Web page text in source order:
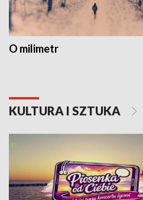
O milimetr
KULTURA I SZTUKA